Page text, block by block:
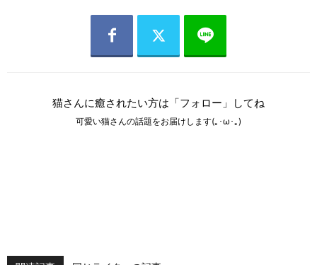
猫さんに癒されたい方は「フォロー」してね
可愛い猫さんの話題をお届けします(｡･ω･｡)